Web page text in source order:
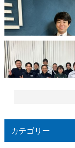
カテゴリー